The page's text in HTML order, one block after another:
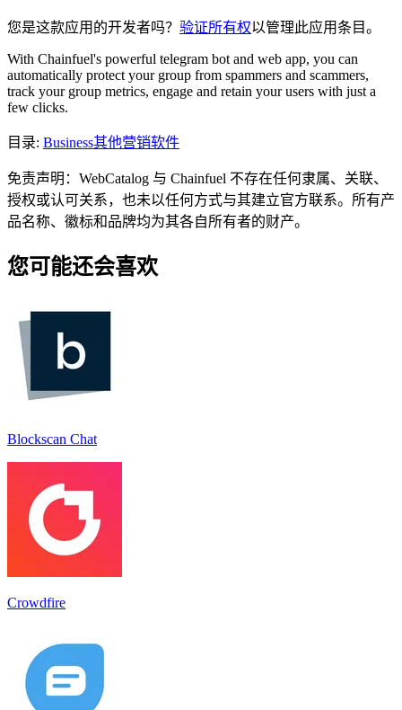
您是这款应用的开发者吗？ 验证所有权以管理此应用条目。
With Chainfuel's powerful telegram bot and web app, you can
automatically protect your group from spammers and scammers,
track your group metrics, engage and retain your users with just a
few clicks.
目录: Business其他营销软件
免责声明：WebCatalog 与 Chainfuel 不存在任何隶属、关联、
授权或认可关系，也未以任何方式与其建立官方联系。所有产
品名称、徽标和品牌均为其各自所有者的财产。
您可能还会喜欢
Blockscan Chat
Crowdfire